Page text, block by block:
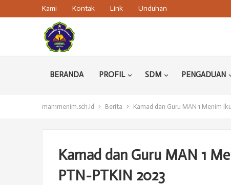
Kami Kontak Link Unduhan
BERANDA PROFIL SDM PENGADUAN
man1menim.sch.id Berita Kamad dan Guru MAN 1 Menim
Kamad dan Guru MAN 1
PTN-PTKIN 2023